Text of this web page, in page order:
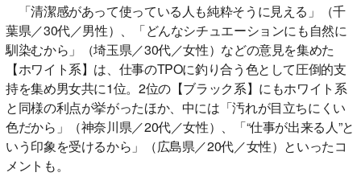
「清潔感があって使っている人も純粋そうに見える」（千
葉県／30代／男性）、「どんなシチュエーションにも自然に
馴染むから」（埼玉県／30代／女性）などの意見を集めた
【ホワイト系】は、仕事のTPOに釣り合う色として圧倒的支
持を集め男女共に1位。2位の【ブラック系】にもホワイト系
と同様の利点が挙がったほか、中には「汚れが目立ちにくい
色だから」（神奈川県／20代／女性）、「“仕事が出来る人”と
いう印象を受けるから」（広島県／20代／女性）といったコ
メントも。